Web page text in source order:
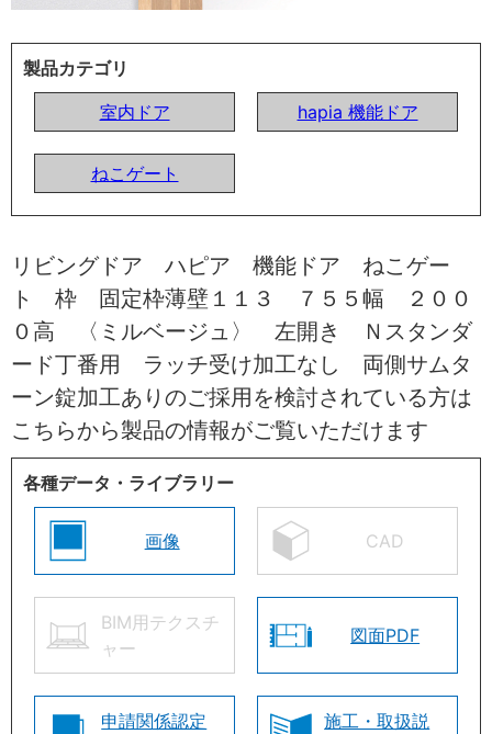
製品カテゴリ
室内ドア
hapia 機能ドア
ねこゲート
リビングドア ハピア 機能ドア ねこゲー
ト 枠 固定枠薄壁１１３ ７５５幅 ２００
０高 〈ミルベージュ〉 左開き Ｎスタンダ
ード丁番用 ラッチ受け加工なし 両側サムタ
ーン錠加工ありのご採用を検討されている方は
こちらから製品の情報がご覧いただけます
各種データ・ライブラリー
画像 CAD
BIM用テクスチ
ャー
図面PDF
申請関係認定
施工・取扱説